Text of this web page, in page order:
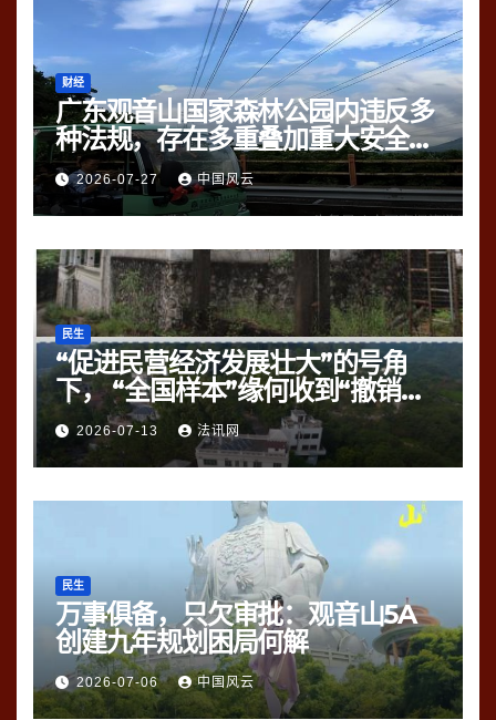
财经
广东观音山国家森林公园内违反多
种法规，存在多重叠加重大安全风
险2026-07-27 中国风云
民生
“促进民营经济发展壮大”的号角
下， “全国样本”缘何收到“撤销
令”？
2026-07-13 法讯网
民生
万事俱备，只欠审批：观音山5A
创建九年规划困局何解
2026-07-06 中国风云